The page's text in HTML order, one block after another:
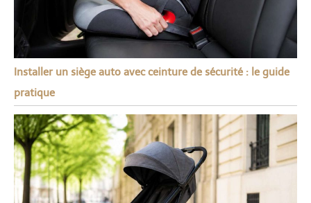
Installer un siège auto avec ceinture de sécurité : le guide
pratique